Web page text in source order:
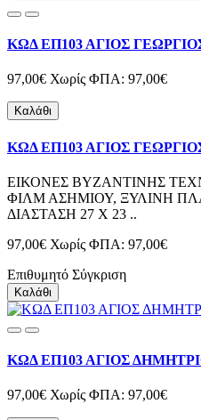
ΚΩΔ ΕΠ103 ΑΓΙΟΣ
97,00€ Χωρίς ΦΠΑ: 97,00€
Καλάθι
ΚΩΔ ΕΠ103 ΑΓΙΟΣ
ΕΙΚΟΝΕΣ ΒΥΖΑΝΤΙΝΗΣ
ΦΙΛΜ ΑΣΗΜΙΟΥ, ΞΥΛΙΝΗ
ΔΙΑΣΤΑΣΗ 27 Χ 23 ..
97,00€ Χωρίς ΦΠΑ: 97,00€
Επιθυμητό Σύγκριση
Καλάθι
ΚΩΔ ΕΠ103 ΑΓΙΟΣ
97,00€ Χωρίς ΦΠΑ: 97,00€